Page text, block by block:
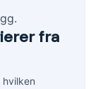
fra